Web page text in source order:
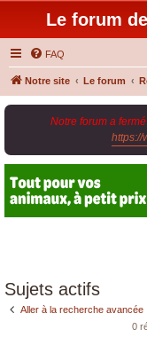
Le forum
FAQ
Notre site Le forum
Notre forum a
https://
Sujets actifs
Aller à la recherche avancée
0